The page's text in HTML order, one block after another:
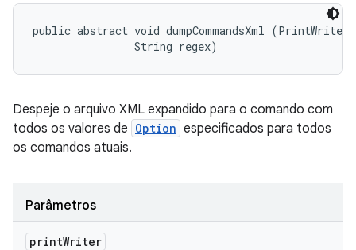
public abstract void dumpCommandsXml
                String regex)
Despeje o arquivo XML expandido para o comando com
todos os valores de Option especificados para todos
os comandos atuais.
Parâmetros
printWriter